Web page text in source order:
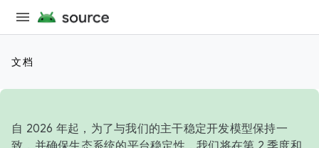
文档
自 2026 年起，为了与我们的主干稳定开发模型保持一